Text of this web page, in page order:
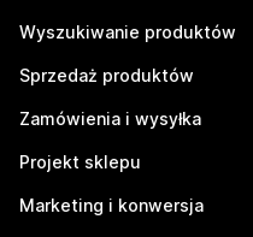
Wyszukiwanie produktów
Sprzedaż produktów
Zamówienia i wysyłka
Projekt sklepu
Marketing i konwersja